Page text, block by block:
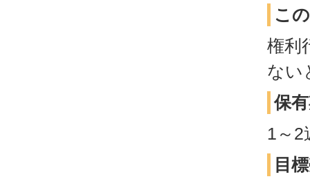
こ
権利
ない
保
1～2
目